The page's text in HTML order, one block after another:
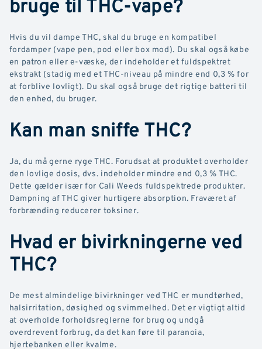
Hvis du vil dampe THC, skal du bruge en kompatibel
fordamper (vape pen, pod eller box mod). Du skal også købe
en patron eller e-væske, der indeholder et fuldspektret
ekstrakt (stadig med et THC-niveau på mindre end 0,3 % for
at forblive lovligt). Du skal også bruge det rigtige batteri til
den enhed, du bruger.
Kan man sniffe THC?
Ja, du må gerne ryge THC. Forudsat at produktet overholder
den lovlige dosis, dvs. indeholder mindre end 0,3 % THC.
Dette gælder især for Cali Weeds fuldspektrede produkter.
Dampning af THC giver hurtigere absorption. Fraværet af
forbrænding reducerer toksiner.
Hvad er bivirkningerne ved
THC?
De mest almindelige bivirkninger ved THC er mundtørhed,
halsirritation, døsighed og svimmelhed. Det er vigtigt altid
at overholde forholdsreglerne for brug og undgå
overdrevent forbrug, da det kan føre til paranoia,
hjertebanken eller kvalme.